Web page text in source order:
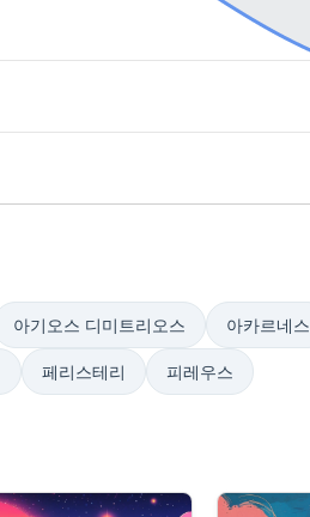
아기오스 디미트리오스 아카르네스
페리스테리 피레우스